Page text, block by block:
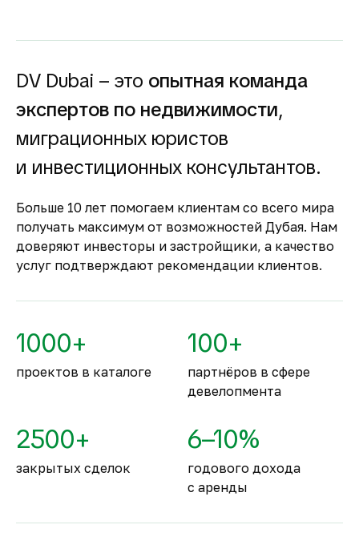
доходность для инвесторов как от
аренды.
строящуюся
недвижимость
Оплата за объект поступает на эскроу-счёт.
Застройщик сможет получить с него деньги
только после ввода объекта в
Комфортное и
безопасное место для
жизни
По уровню безопасности жизни
занимают второе место в мире.
DV Dubai – это опытная команда
экспертов по недвижимости,
миграционных юристов
и инвестиционных консультантов.
Больше 10 лет помогаем клиентам со всего мира
получать максимум от возможностей Дубая. Нам
доверяют инвесторы и застройщики, а качество
услуг подтверждают рекомендации клиентов.
1000+
проектов в каталоге
100+
партнёров в сфере
девелопмента
2500+
закрытых сделок
6–10%
годового дохода
с аренды